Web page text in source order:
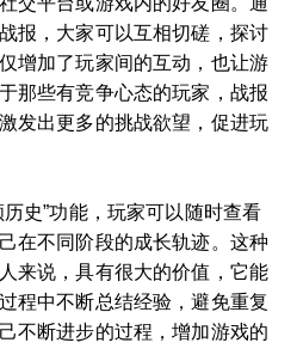
报，大家可以互相切磋，探讨
增加了玩家间的互动，也让游
那些有竞争心态的玩家，战报
发出更多的挑战欲望，促进玩
史”功能，玩家可以随时查看
在不同阶段的成长轨迹。这种
来说，具有很大的价值，它能
程中不断总结经验，避免重复
不断进步的过程，增加游戏的